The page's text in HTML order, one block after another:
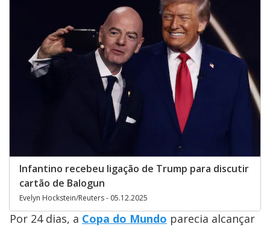
Infantino recebeu ligação de Trump para discutir
cartão de Balogun
Evelyn Hockstein/Reuters - 05.12.2025
Por 24 dias, a Copa do Mundo parecia alcançar